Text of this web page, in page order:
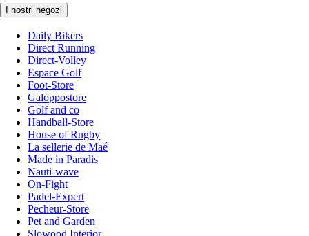
I nostri negozi
Daily Bikers
Direct Running
Direct-Volley
Espace Golf
Foot-Store
Galoppostore
Golf and co
Handball-Store
House of Rugby
La sellerie de Maé
Made in Paradis
Nauti-wave
On-Fight
Padel-Expert
Pecheur-Store
Pet and Garden